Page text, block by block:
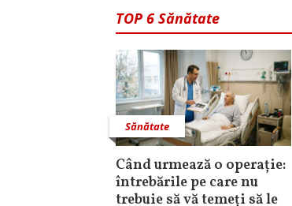
TOP 6 Sănătate
Sănătate
Când urmează o operație:
întrebările pe care nu
trebuie să vă temeți să le